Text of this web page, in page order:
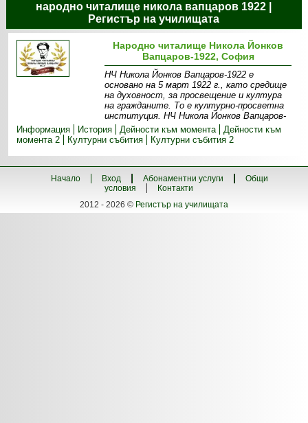
народно читалище никола вапцаров 1922 |
Регистър на училищата
Народно читалище Никола Йонков
Вапцаров-1922, София
НЧ Никола Йонков Вапцаров-1922 е
основано на 5 март 1922 г., като средище
на духовност, за просвещение и култура
на гражданите. То е културно-просветна
институция. НЧ Никола Йонков Вапцаров-
Информация
История Дейности към момента
Дейности към
момента 2
Културни събития Културни събития 2
Начало Вход Абонаментни услуги
Общи
условия
Контакти
2012 - 2026 © Регистър на училищата